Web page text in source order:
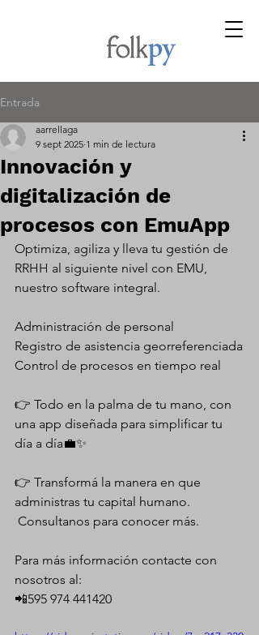
Entrada
Innovación y
digitalización de
procesos con EmuApp
aarrellaga
9 sept 2025 1 min de lectura
Optimiza, agiliza y lleva tu gestión de
RRHH al siguiente nivel con EMU,
nuestro software integral.
Administración de personal
Registro de asistencia georreferenciada
Control de procesos en tiempo real
👉 Todo en la palma de tu mano, con
una app diseñada para simplificar tu
día a día💼✨
👉 Transformá la manera en que
administras tu capital humano.
Consultanos para conocer más.
Para más información contacte con
nosotros al:
📲595 974 441420